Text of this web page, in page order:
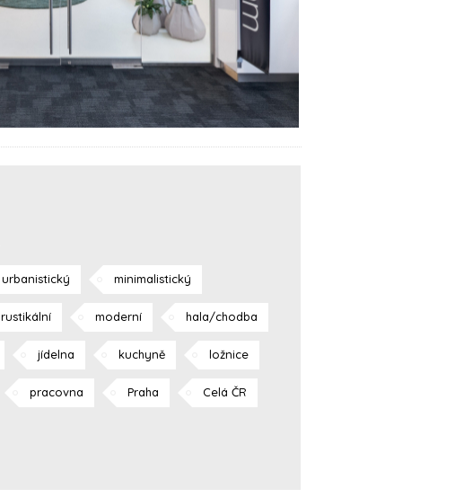
urbanistický minimalistický
rustikální moderní hala/chodba
jídelna kuchyně ložnice
pracovna Praha Celá ČR